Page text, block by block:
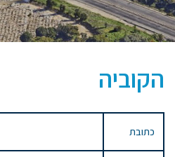
הקוביה
כתובת